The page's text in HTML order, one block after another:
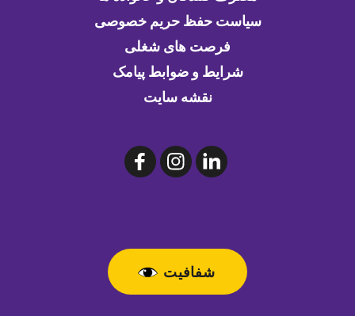
سیاست حفظ حریم خصوصی
فرصت های شغلی
شرایط و ضوابط پیامک
نقشه سایت
شفافیت